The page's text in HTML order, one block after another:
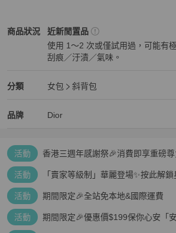
商品狀況
Dior女包商品狀態與細節
近新閒置品
使用 1～2 次或僅試用過，可能有
刮痕／汙漬／氣味。
分類
Dior女包 分類資訊
女包
斜背包
品牌
Dior精品 女包品牌介紹
Dior
Dior推薦清單
活動
香港三週年感謝祭🎉消費即享重磅尊
活動 「賣家等級制」華麗登場✨按此解鎖
活動 期間限定🎉全站免本地&國際運費
活動 期間限定🎉優惠價$199保你心安「